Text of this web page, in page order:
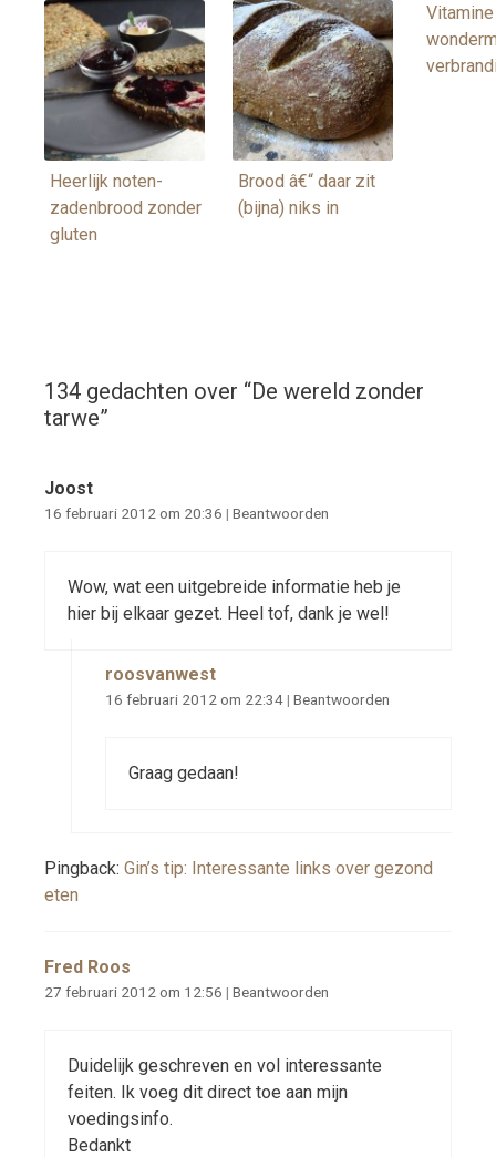
Heerlijk noten-
zadenbrood zonder
gluten
Brood â€“ daar zit
(bijna) niks in
Vitamine
134 gedachten over “De wereld zonder
tarwe”
Joost
16 februari 2012 om 20:36 | Beantwoorden
Wow, wat een uitgebreide informatie heb je
hier bij elkaar gezet. Heel tof, dank je wel!
roosvanwest
16 februari 2012 om 22:34| Beantwoorden
Graag gedaan!
Pingback: Gin’s tip: Interessante links over gezond
eten
Fred Roos
27 februari 2012 om 12:56 | Beantwoorden
Duidelijk geschreven en vol interessante
feiten. Ik voeg dit direct toe aan mijn
voedingsinfo.
Bedankt